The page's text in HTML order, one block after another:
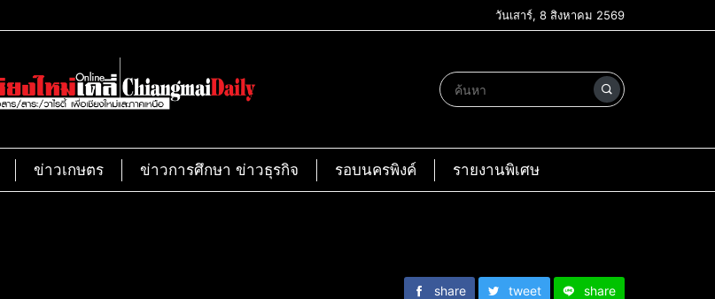
วันเสาร์, 8 สิงหาคม 2569
ข่าวเกษตร ข่าวการศึกษา ข่าวธุรกิจ รอบนครพิงค์ รายงานพิเศษ
share tweet share